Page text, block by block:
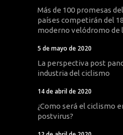
Más de 100 promesas
países competirán del
moderno velódromo de
5 de mayo de 2020
La perspectiva post
industria del ciclismo
14 de abril de 2020
¿Como será el ciclismo
postvirus?